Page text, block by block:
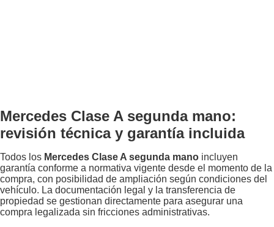
Mercedes Clase A segunda mano:
revisión técnica y garantía incluida
Todos los Mercedes Clase A segunda mano incluyen
garantía conforme a normativa vigente desde el momento de la
compra, con posibilidad de ampliación según condiciones del
vehículo. La documentación legal y la transferencia de
propiedad se gestionan directamente para asegurar una
compra legalizada sin fricciones administrativas.